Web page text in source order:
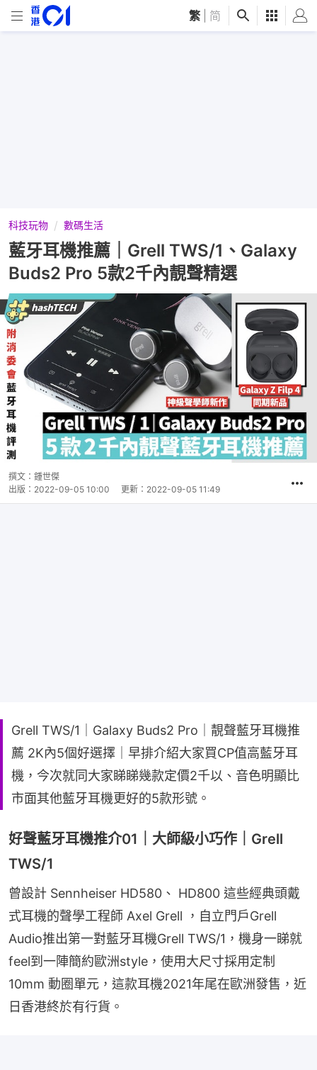
繁 简
科技玩物 數碼生活
藍牙耳機推薦｜Grell TWS/1、Galaxy
Buds2 Pro 5款2千內靚聲精選
撰文： 鍾世傑
出版： 2022-09-05 10:00 更新： 2022-09-05 11:49
Grell TWS/1｜Galaxy Buds2 Pro｜靚聲藍牙耳機推
薦 2K內5個好選擇｜早排介紹大家買CP值高藍牙耳
機，今次就同大家睇睇幾款定價2千以、音色明顯比
市面其他藍牙耳機更好的5款形號。
好聲藍牙耳機推介01｜大師級小巧作｜Grell
TWS/1
曾設計 Sennheiser HD580、 HD800 這些經典頭戴
式耳機的聲學工程師 Axel Grell ，自立門戶Grell
Audio推出第一對藍牙耳機Grell TWS/1，機身一睇就
feel到一陣簡約歐洲style，使用大尺寸採用定制
10mm 動圈單元，這款耳機2021年尾在歐洲發售，近
日香港終於有行貨。